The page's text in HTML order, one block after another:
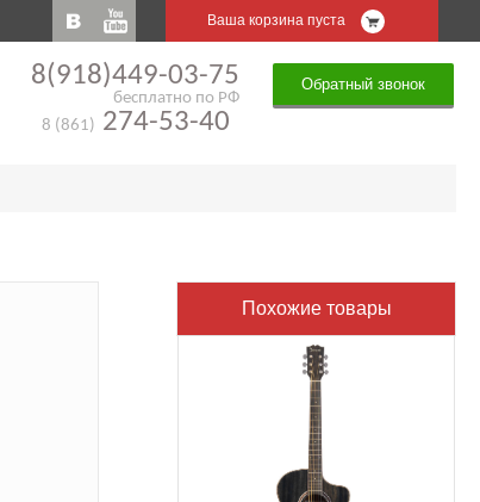
Ваша корзина пуста
8(918)449-03-75
бесплатно по РФ
8 (861) 274-53-40
Обратный звонок
Похожие товары